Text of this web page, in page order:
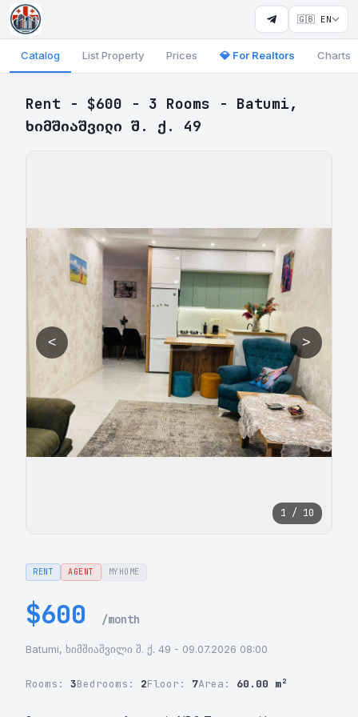
🇬🇧 EN
Catalog List Property Prices 💎 For Realtors Charts
Rent - $600 - 3 Rooms - Batumi,
ხიმშიაშვილი შ. ქ. 49
< >
1 / 10
RENT AGENT MYHOME
$600 /month
Batumi, ხიმშიაშვილი შ. ქ. 49 - 09.07.2026 08:00
Rooms: 3Bedrooms: 2Floor: 7Area: 60.00 m²